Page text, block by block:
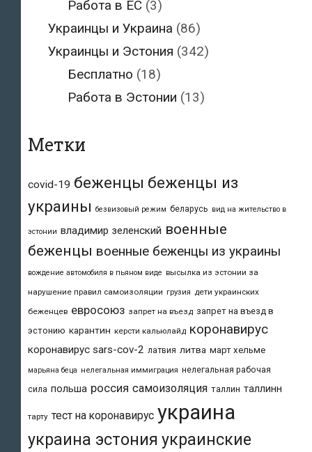
Работа в ЕС (3)
Украинцы и Украина (86)
Украинцы и Эстония (342)
Бесплатно (18)
Работа в Эстонии (13)
Метки
covid-19 беженцы беженцы из
украины безвизовый режим беларусь вид на жительство в
эстонии владимир зеленский военные
беженцы военные беженцы из украины
вождение автомобиля в пьяном виде высылка из эстонии за
нарушение правил самоизоляции грузия дети украинских
беженцев евросоюз запрет на въезд запрет на въезд в
эстонию карантин керсти кальюлайд коронавирус
коронавирус sars-cov-2 латвия литва март хельме
марьяна беца нелегальная иммиграция нелегальная рабочая
сила польша россия самоизоляция таллин таллинн
тарту тест на коронавирус украина
украина эстония украинские